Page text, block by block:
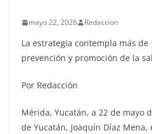
mayo 22, 2026 Redaccion
La estrategia contempla más de
prevención y promoción de la
Por Redacción
Mérida, Yucatán, a 22 de mayo
de Yucatán, Joaquín Díaz